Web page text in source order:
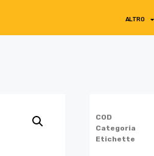
ALTRO
COD
Categoria
Etichette